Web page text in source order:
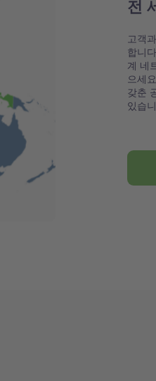
전
고객
합니
계 네
으세
갖춘
있습